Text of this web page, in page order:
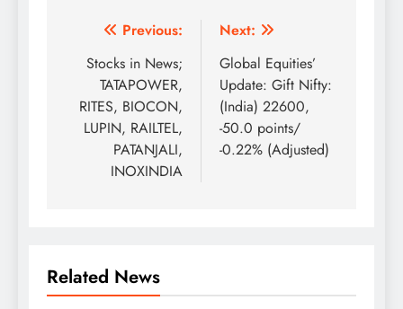
Post
navigation
Previous:
Stocks in News;
TATAPOWER,
RITES, BIOCON,
LUPIN, RAILTEL,
PATANJALI,
INOXINDIA
Next:
Global Equities’
Update: Gift Nifty:
(India) 22600,
-50.0 points/
-0.22% (Adjusted)
Related News